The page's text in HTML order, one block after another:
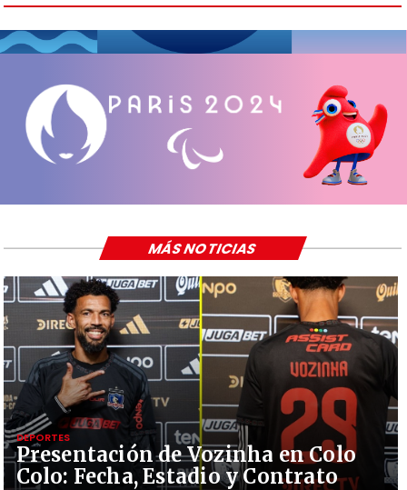
Presentación de Vozinha en Colo
Colo: Fecha, Estadio y Contrato
DEPORTES
MÁS NOTICIAS